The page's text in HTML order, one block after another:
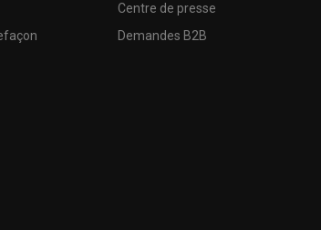
Centre de presse
Demandes B2B